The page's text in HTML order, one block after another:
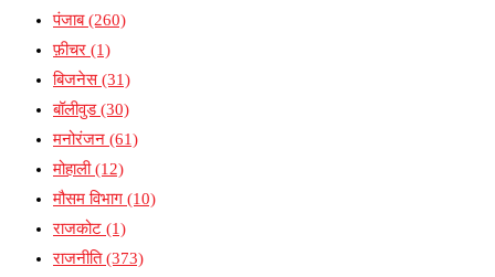
पंजाब(260)
फ़ीचर (1)
बिजनेस(31)
बॉलीवुड(30)
मनोरंजन (61)
मोहाली(12)
मौसम विभाग (10)
राजकोट (1)
राजनीति(373)